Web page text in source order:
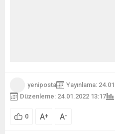
yeniposta
Yayınlama:
Düzenleme: 24.01.2022 13:17
0 A+ A-